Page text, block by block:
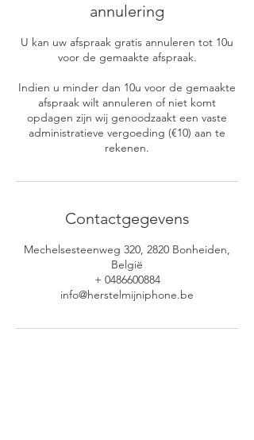
annulering
U kan uw afspraak gratis annuleren tot 10u
voor de gemaakte afspraak.
Indien u minder dan 10u voor de gemaakte
afspraak wilt annuleren of niet komt
opdagen zijn wij genoodzaakt een vaste
administratieve vergoeding (€10) aan te
rekenen.
Contactgegevens
Mechelsesteenweg 320, 2820 Bonheiden,
België
+ 0486600884
info@herstelmijniphone.be